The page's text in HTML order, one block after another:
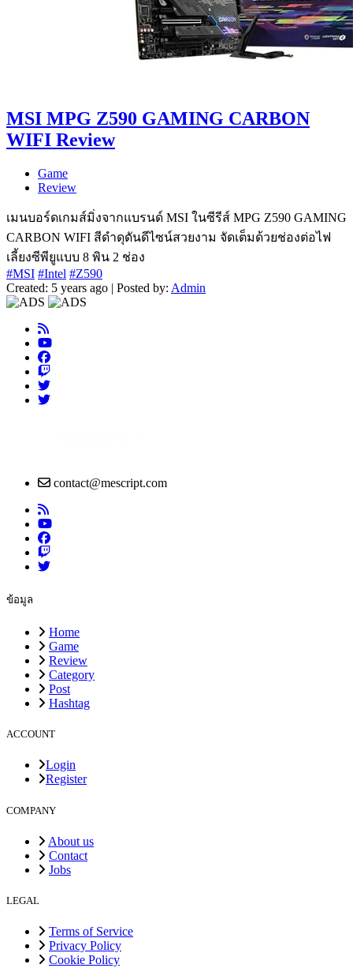
MSI MPG Z590 GAMING CARBON
WIFI Review
Game
Review
เมนบอร์ดเกมส์มิ่งจากแบรนด์ MSI ในซีรีส์ MPG Z590 GAMING
CARBON WIFI สีดำดุดันดีไซน์สวยงาม จัดเต็มด้วยช่องต่อไฟ
เลี้ยงซีพียูแบบ 8 พิน 2 ช่อง
#MSI #Intel #Z590
Created: 5 years ago | Posted by: Admin
contact@mescript.com
ข้อมูล
Home
Game
Review
Category
Post
Hashtag
ACCOUNT
Login
Register
COMPANY
About us
Contact
Jobs
LEGAL
Terms of Service
Privacy Policy
Cookie Policy